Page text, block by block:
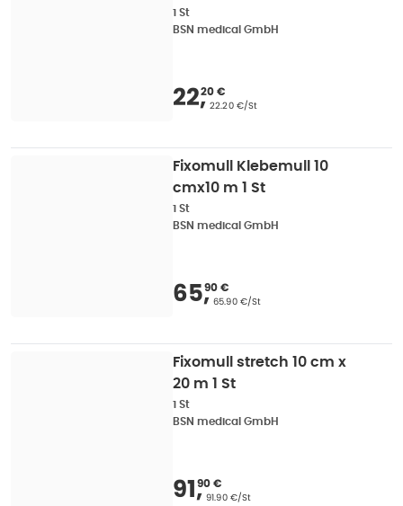
1 St
BSN medical GmbH
Verkaufspreis
22,
20 €
Grundpreis
22.20 €/St
Fixomull Klebemull 10
cmx10 m 1 St
1 St
BSN medical GmbH
Verkaufspreis
65,
90 €
Grundpreis
65.90 €/St
Fixomull stretch 10 cm x
20 m 1 St
1 St
BSN medical GmbH
Verkaufspreis
91,
90 €
Grundpreis
91.90 €/St